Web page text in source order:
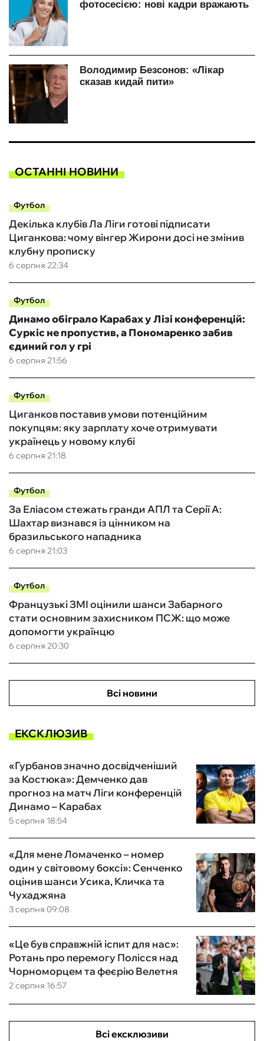
ОСТАННІ НОВИНИ
Футбол
6 серпня 22:34
Декілька клубів Ла Ліги готові підписати
Циганкова: чому вінгер Жирони досі не змінив
клубну прописку
Футбол
6 серпня 21:56
Динамо обіграло Карабах у Лізі конференцій:
Суркіс не пропустив, а Пономаренко забив
єдиний гол у грі
Футбол
6 серпня 21:18
Циганков поставив умови потенційним
покупцям: яку зарплату хоче отримувати
українець у новому клубі
Футбол
6 серпня 21:03
За Еліасом стежать гранди АПЛ та Серії А:
Шахтар визнався із цінником на
бразильського нападника
Футбол
6 серпня 20:30
Французькі ЗМІ оцінили шанси Забарного
стати основним захисником ПСЖ: що може
допомогти українцю
Всі новини
ЕКСКЛЮЗИВ
5 серпня 18:54
«Гурбанов значно досвідченіший
за Костюка»: Демченко дав
прогноз на матч Ліги конференцій
Динамо – Карабах
3 серпня 09:08
«Для мене Ломаченко – номер
один у світовому боксі»: Сенченко
оцінив шанси Усика, Кличка та
Чухаджяна
2 серпня 16:57
«Це був справжній іспит для нас»:
Ротань про перемогу Полісся над
Чорноморцем та феєрію Велетня
Всі ексклюзиви